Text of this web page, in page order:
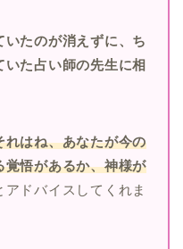
いたのが消えずに、ち
いた占い師の先生に相
れはね、あなたが今の
覚悟があるか、神様が
アドバイスしてくれま